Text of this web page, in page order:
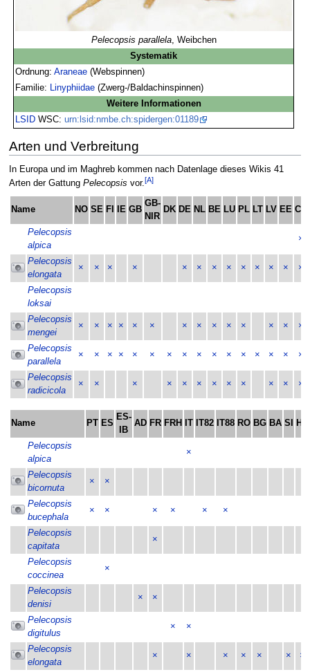
Pelecopsis parallela, Weibchen
Systematik
Ordnung:Araneae (Webspinnen)
Familie:
Linyphiidae (Zwerg-/Baldachinspinnen)
Weitere Informationen
LSID WSC:urn:lsid:nmbe.ch:spidergen:01189
Arten und Verbreitung
In Europa und im Maghreb kommen nach Datenlage dieses Wikis 41
Arten der Gattung Pelecopsis vor.[A]
Name NO SE FI IE GB
GB-
NIR
DK DE NL BE LU PL LT LV EE CH
Pelecopsis
alpica
×
Pelecopsis
elongata
× × × × × × × × × × × × ×
Pelecopsis
loksai
Pelecopsis
mengei
× × × × × × × × × × × × × ×
Pelecopsis
parallela
× × × × × × × × × × × × × × × ×
Pelecopsis
radicicola
× × × × × × × × × × × ×
Name PT ES
ES-
IB
AD FR FRH IT IT82 IT88 RO BG BA SI HR
Pelecopsis
alpica
×
Pelecopsis
bicornuta
× ×
Pelecopsis
bucephala
× × × × × ×
Pelecopsis
capitata
×
Pelecopsis
coccinea
×
Pelecopsis
denisi
× ×
Pelecopsis
digitulus
× ×
Pelecopsis
elongata
× × × × × × ×